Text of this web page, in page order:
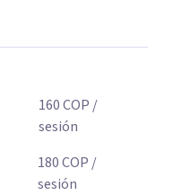
160COP /
sesión
180COP /
sesión